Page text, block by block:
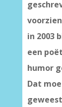
in 2003
een
humor
Dat